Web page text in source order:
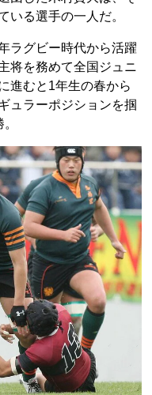
いる選手の一人だ。
ラグビー時代から活躍
将を務めて全国ジュニ
進むと1年生の春から
ュラーポジションを掴